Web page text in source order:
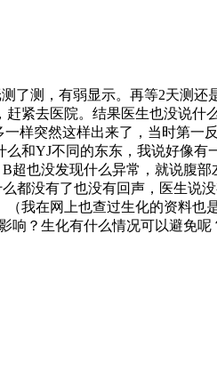
了测，有弱显示。再等2天测还
紧去医院。结果医生也没说什
样突然这样出来了，当时第一
和YJ不同的东东，我说好像有
也没发现什么异常，就说腹部
都没有了也没有回声，医生说
我在网上也查过生化的资料也
响？生化有什么情况可以避免呢